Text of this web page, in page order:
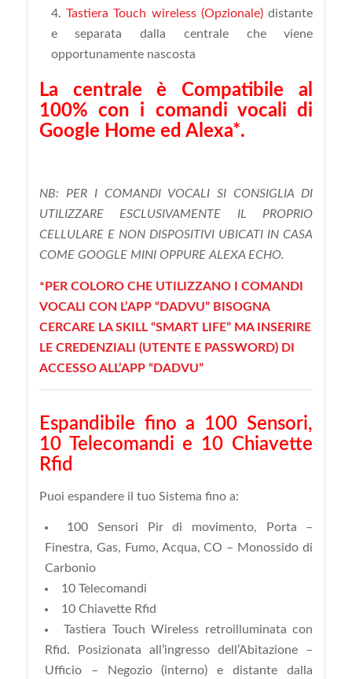
Tastiera Touch wireless (Opzionale) distante
e separata dalla centrale che viene
opportunamente nascosta
La centrale è Compatibile al
100% con i comandi vocali di
Google Home ed Alexa*.
NB: PER I COMANDI VOCALI SI CONSIGLIA DI
UTILIZZARE ESCLUSIVAMENTE IL PROPRIO
CELLULARE E NON DISPOSITIVI UBICATI IN CASA
COME GOOGLE MINI OPPURE ALEXA ECHO.
*PER COLORO CHE UTILIZZANO I COMANDI
VOCALI CON L’APP “DADVU” BISOGNA
CERCARE LA SKILL “SMART LIFE” MA INSERIRE
LE CREDENZIALI (UTENTE E PASSWORD) DI
ACCESSO ALL’APP “DADVU”
Espandibile fino a 100 Sensori,
10 Telecomandi e 10 Chiavette
Rfid
Puoi espandere il tuo Sistema fino a:
100 Sensori
Pir di movimento, Porta –
Finestra, Gas, Fumo, Acqua, CO – Monossido di
Carbonio
10 Telecomandi
10 Chiavette Rfid
Tastiera Touch Wireless retroilluminata con
Rfid. Posizionata all’ingresso dell’Abitazione –
Ufficio – Negozio (interno) e distante dalla